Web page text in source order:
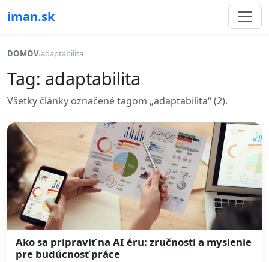
iman.sk
DOMOV›adaptabilita
Tag: adaptabilita
Všetky články označené tagom „adaptabilita“ (2).
Ako sa pripraviť na AI éru: zručnosti a myslenie
pre budúcnosť práce